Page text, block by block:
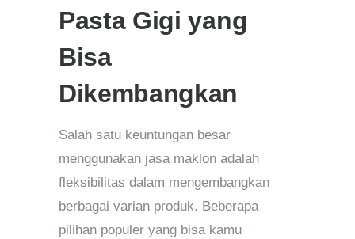
Pasta Gigi yang
Bisa
Dikembangkan
Salah satu keuntungan besar
menggunakan jasa maklon adalah
fleksibilitas dalam mengembangkan
berbagai varian produk. Beberapa
pilihan populer yang bisa kamu